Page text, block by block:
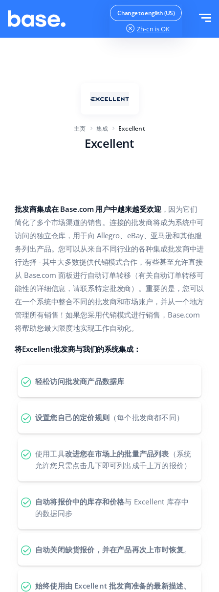
Change to english (US)
Zh-cn is OK
发货管理
工作流程自动化
Base Connect
用于电子商务的人工智能
Base Analytics
针对电子商务初创企业
家庭与花园
儿童产品
电子产品
汽车零部件
超市
帮助
学院
服务
账户审计
联系方式
中文
english (US)
english (GB)
english (IN)
čeština
deutsch
español (MX)
Italiano
polski
română
登录
主页 集成 Excellent
Excellent
批发商集成在 Base.com 用户中越来越受欢迎，因为它们
简化了多个市场渠道的销售。连接的批发商将成为系统中可
访问的独立仓库，用于向 Allegro、eBay、亚马逊和其他服
务列出产品。您可以从来自不同行业的各种集成批发商中进
行选择 - 其中大多数提供代销模式合作，有些甚至允许直接
从 Base.com 面板进行自动订单转移（有关自动订单转移可
能性的详细信息，请联系特定批发商）。重要的是，您可以
在一个系统中整合不同的批发商和市场账户，并从一个地方
管理所有销售！如果您采用代销模式进行销售，Base.com
将帮助您最大限度地实现工作自动化。
将Excellent批发商与我们的系统集成：
轻松访问批发商产品数据库
设置您自己的定价规则 （每个批发商都不同）
使用工具改进您在市场上的批量产品列表 （系统
允许您只需点击几下即可列出成千上万的报价）
自动将报价中的库存和价格与 Excellent 库存中
的数据同步
自动关闭缺货报价，并在产品再次上市时恢复。
始终使用由 Excellent 批发商准备的最新描述、